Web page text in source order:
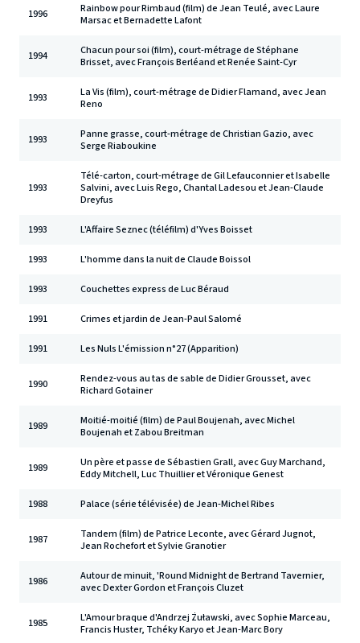
1996
Rainbow pour Rimbaud (film) de Jean Teulé, avec Laure
Marsac et Bernadette Lafont
1994
Chacun pour soi (film), court-métrage de Stéphane
Brisset, avec François Berléand et Renée Saint-Cyr
1993
La Vis (film), court-métrage de Didier Flamand, avec Jean
Reno
1993
Panne grasse, court-métrage de Christian Gazio, avec
Serge Riaboukine
1993
Télé-carton, court-métrage de Gil Lefauconnier et Isabelle
Salvini, avec Luis Rego, Chantal Ladesou et Jean-Claude
Dreyfus
1993 L'Affaire Seznec (téléfilm) d'Yves Boisset
1993 L'homme dans la nuit de Claude Boissol
1993 Couchettes express de Luc Béraud
1991 Crimes et jardin de Jean-Paul Salomé
1991 Les Nuls L'émission n°27 (Apparition)
1990
Rendez-vous au tas de sable de Didier Grousset, avec
Richard Gotainer
1989
Moitié-moitié (film) de Paul Boujenah, avec Michel
Boujenah et Zabou Breitman
1989
Un père et passe de Sébastien Grall, avec Guy Marchand,
Eddy Mitchell, Luc Thuillier et Véronique Genest
1988 Palace (série télévisée) de Jean-Michel Ribes
1987
Tandem (film) de Patrice Leconte, avec Gérard Jugnot,
Jean Rochefort et Sylvie Granotier
1986
Autour de minuit, 'Round Midnight de Bertrand Tavernier,
avec Dexter Gordon et François Cluzet
1985
L'Amour braque d'Andrzej Żuławski, avec Sophie Marceau,
Francis Huster, Tchéky Karyo et Jean-Marc Bory